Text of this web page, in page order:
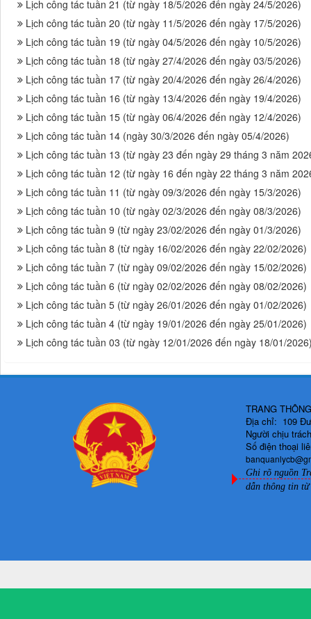
Lịch công tác tuần 21 (từ ngày 18/5/2026 đến ngày 24/5/2026)
Lịch công tác tuần 20 (từ ngày 11/5/2026 đến ngày 17/5/2026)
Lịch công tác tuần 19 (từ ngày 04/5/2026 đến ngày 10/5/2026)
Lịch công tác tuần 18 (từ ngày 27/4/2026 đến ngày 03/5/2026)
Lịch công tác tuần 17 (từ ngày 20/4/2026 đến ngày 26/4/2026)
Lịch công tác tuần 16 (từ ngày 13/4/2026 đến ngày 19/4/2026)
Lịch công tác tuần 15 (từ ngày 06/4/2026 đến ngày 12/4/2026)
Lịch công tác tuần 14 (ngày 30/3/2026 đến ngày 05/4/2026)
Lịch công tác tuần 13 (từ ngày 23 đến ngày 29 tháng 3 năm
Lịch công tác tuần 12 (từ ngày 16 đến ngày 22 tháng 3 năm
Lịch công tác tuần 11 (từ ngày 09/3/2026 đến ngày 15/3/2026)
Lịch công tác tuần 10 (từ ngày 02/3/2026 đến ngày 08/3/2026)
Lịch công tác tuần 9 (từ ngày 23/02/2026 đến ngày 01/3/2026)
Lịch công tác tuần 8 (từ ngày 16/02/2026 đến ngày 22/02/2026)
Lịch công tác tuần 7 (từ ngày 09/02/2026 đến ngày 15/02/2026)
Lịch công tác tuần 6 (từ ngày 02/02/2026 đến ngày 08/02/2026)
Lịch công tác tuần 5 (từ ngày 26/01/2026 đến ngày 01/02/2026)
Lịch công tác tuần 4 (từ ngày 19/01/2026 đến ngày 25/01/2026)
Lịch công tác tuần 03 (từ ngày 12/01/2026 đến ngày 18/01/
TRANG
Địa chỉ: 109
Người chịu
Số điện thoại
Ghi rõ nguồn
dẫn thông tin